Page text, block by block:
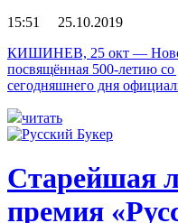
15:51 25.10.2019
КИШИНЕВ, 25 окт —
посвящённая 500-летию
сегодняшнего дня
читать
Старейшая
премия